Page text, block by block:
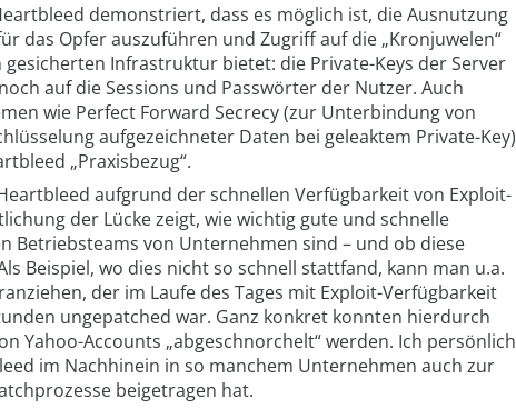
demonstriert, dass es möglich ist, die Ausnutzung
das Opfer auszuführen und Zugriff auf die „Kronjuwelen“
Infrastruktur bietet: die Private-Keys der Server
auf die Sessions und Passwörter der Nutzer. Auch
wie Perfect Forward Secrecy (zur Unterbindung von
aufgezeichneter Daten bei geleaktem Private-Key)
„Praxisbezug“.
aufgrund der schnellen Verfügbarkeit von Exploit-
der Lücke zeigt, wie wichtig gute und schnelle
Betriebsteams von Unternehmen sind – und ob diese
Beispiel, wo dies nicht so schnell stattfand, kann man u.a.
der im Laufe des Tages mit Exploit-Verfügbarkeit
ungepatched war. Ganz konkret konnten hierdurch
Yahoo-Accounts „abgeschnorchelt“ werden. Ich persönlich
im Nachhinein in so manchem Unternehmen auch zur
beigetragen hat.